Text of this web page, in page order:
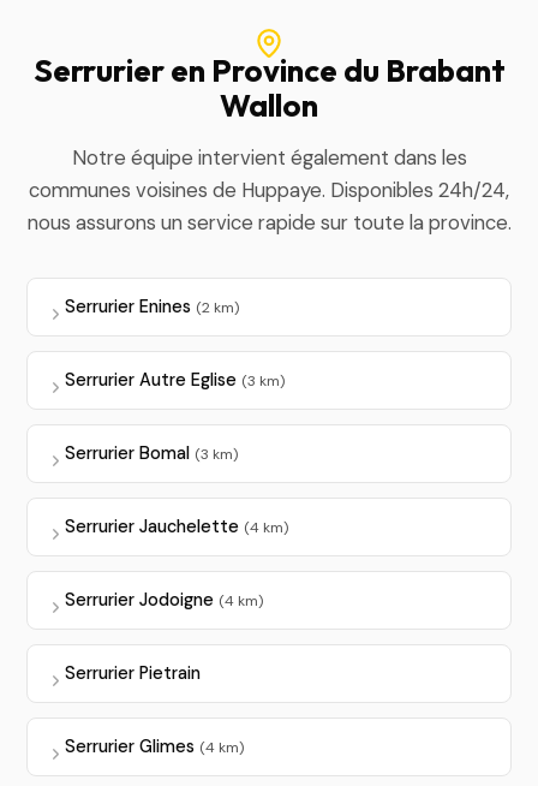
Serrurier en Province du Brabant
Wallon
Notre équipe intervient également dans les
communes voisines de Huppaye. Disponibles 24h/24,
nous assurons un service rapide sur toute la province.
Serrurier Enines (2 km)
Serrurier Autre Eglise (3 km)
Serrurier Bomal (3 km)
Serrurier Jauchelette (4 km)
Serrurier Jodoigne (4 km)
Serrurier Pietrain
Serrurier Glimes (4 km)